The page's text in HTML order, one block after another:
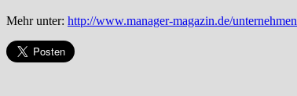
Mehr unter: http://www.manager-magazin.de/unternehmen